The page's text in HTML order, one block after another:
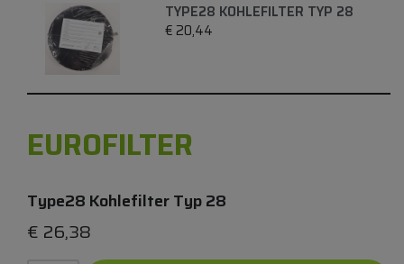
TYPE28 KOHLEFILTER TYP 28
€ 20,44
EUROFILTER
Type28 Kohlefilter Typ 28
€ 26,38